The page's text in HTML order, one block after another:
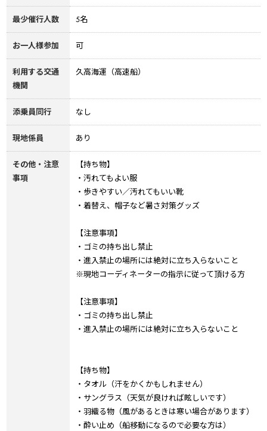
最少催行人数 5名
お一人様参加 可
利用する交通
機関
久高海運（高速船）
添乗員同行 なし
現地係員 あり
その他・注意
事項
【持ち物】
・汚れてもよい服
・歩きやすい／汚れてもいい靴
・着替え、帽子など暑さ対策グッズ
【注意事項】
・ゴミの持ち出し禁止
・進入禁止の場所には絶対に立ち入らないこと
※現地コーディネーターの指示に従って頂ける方
【注意事項】
・ゴミの持ち出し禁止
・進入禁止の場所には絶対に立ち入らないこと
【持ち物】
・タオル（汗をかくかもしれません）
・サングラス（天気が良ければ眩しいです）
・羽織る物（風があるときは寒い場合があります）
・酔い止め（船移動になるので必要な方は）